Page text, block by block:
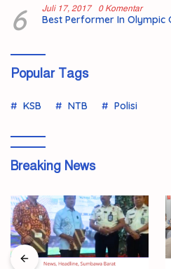
6 Juli 17, 2017 0 Komentar
Best Performer In Olympic
Popular Tags
KSB NTB Polisi
Breaking News